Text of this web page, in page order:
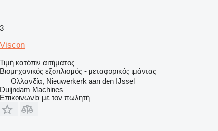
3
Viscon
Τιμή κατόπιν αιτήματος
Βιομηχανικός εξοπλισμός - μεταφορικός ιμάντας
Ολλανδία, Nieuwerkerk aan den IJssel
Duijndam Machines
Επικοινωνία με τον πωλητή